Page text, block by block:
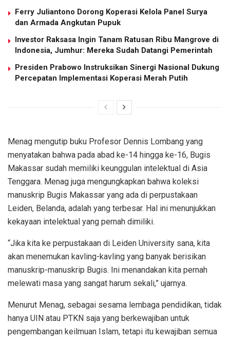
Ferry Juliantono Dorong Koperasi Kelola Panel Surya
dan Armada Angkutan Pupuk
Investor Raksasa Ingin Tanam Ratusan Ribu Mangrove di
Indonesia, Jumhur: Mereka Sudah Datangi Pemerintah
Presiden Prabowo Instruksikan Sinergi Nasional Dukung
Percepatan Implementasi Koperasi Merah Putih
Menag mengutip buku Profesor Dennis Lombang yang
menyatakan bahwa pada abad ke-14 hingga ke-16, Bugis
Makassar sudah memiliki keunggulan intelektual di Asia
Tenggara. Menag juga mengungkapkan bahwa koleksi
manuskrip Bugis Makassar yang ada di perpustakaan
Leiden, Belanda, adalah yang terbesar. Hal ini menunjukkan
kekayaan intelektual yang pernah dimiliki.
“Jika kita ke perpustakaan di Leiden University sana, kita
akan menemukan kavling-kavling yang banyak berisikan
manuskrip-manuskrip Bugis. Ini menandakan kita pernah
melewati masa yang sangat harum sekali,” ujarnya.
Menurut Menag, sebagai sesama lembaga pendidikan, tidak
hanya UIN atau PTKN saja yang berkewajiban untuk
pengembangan keilmuan Islam, tetapi itu kewajiban semua